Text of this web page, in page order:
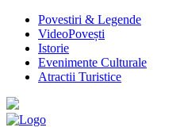
Povestiri & Legende
VideoPovești
Istorie
Evenimente Culturale
Atractii Turistice